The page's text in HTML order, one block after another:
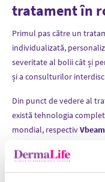
tratament în
Primul pas către un
individualizată,
severitate al bolii cât și
și a consulturilor
Din punct de vedere al
există tehnologia
mondial, respectiv